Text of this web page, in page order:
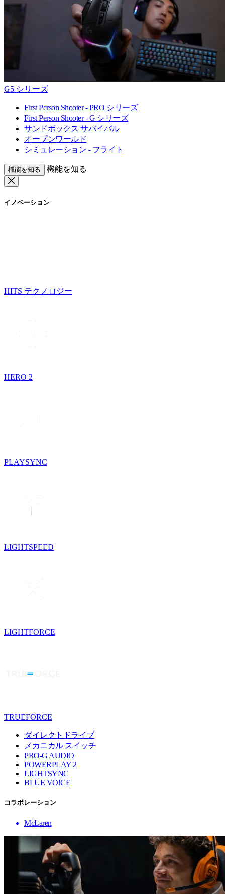
G5 シリーズ
First Person Shooter - PRO シリーズ
First Person Shooter - G シリーズ
サンドボックス サバイバル
オープンワールド
シミュレーション - フライト
機能を知る 機能を知る
イノベーション
HITS テクノロジー
HERO 2
PLAYSYNC
LIGHTSPEED
LIGHTFORCE
TRUEFORCE
ダイレクトドライブ
メカニカル スイッチ
PRO-G AUDIO
POWERPLAY 2
LIGHTSYNC
BLUE VO!CE
コラボレーション
McLaren